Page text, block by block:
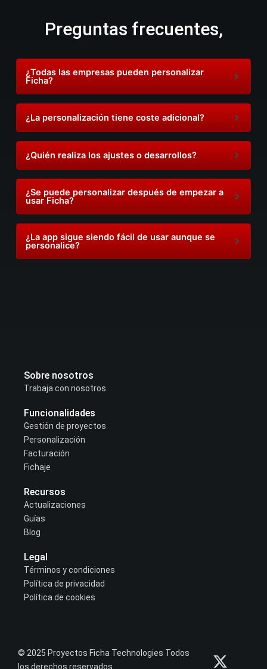
Preguntas frecuentes,
¿Todas las empresas pueden personalizar
Ficha?
¿La personalización tiene coste adicional?
¿Quién realiza los ajustes o desarrollos?
¿Se puede personalizar después de empezar a
usar Ficha?
¿La app sigue siendo fácil de usar aunque se
personalice?
Sobre nosotros
Trabaja con nosotros
Funcionalidades
Gestión de proyectos
Personalización
Facturación
Fichaje
Recursos
Actualizaciones
Guías
Blog
Legal
Términos y condiciones
Política de privacidad
Política de cookies
© 2025 Proyectos Ficha Technologies Todos
los derechos reservados.
X
Y
L